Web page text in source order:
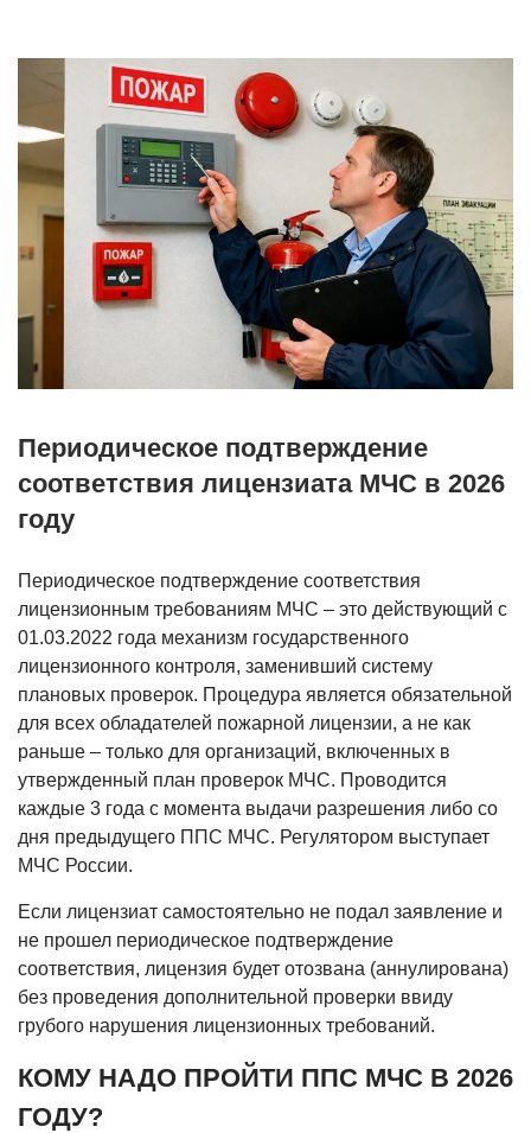
Периодическое подтверждение
соответствия лицензиата МЧС в 2026
году
Периодическое подтверждение соответствия
лицензионным требованиям МЧС – это действующий с
01.03.2022 года механизм государственного
лицензионного контроля, заменивший систему
плановых проверок. Процедура является обязательной
для всех обладателей пожарной лицензии, а не как
раньше – только для организаций, включенных в
утвержденный план проверок МЧС. Проводится
каждые 3 года с момента выдачи разрешения либо со
дня предыдущего ППС МЧС. Регулятором выступает
МЧС России.
Если лицензиат самостоятельно не подал заявление и
не прошел периодическое подтверждение
соответствия, лицензия будет отозвана (аннулирована)
без проведения дополнительной проверки ввиду
грубого нарушения лицензионных требований.
КОМУ НАДО ПРОЙТИ ППС МЧС В 2026
ГОДУ?